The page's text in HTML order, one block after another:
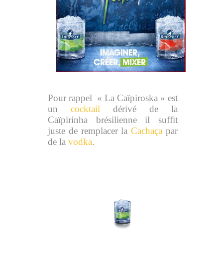
Pour rappel « La Caïpiroska » est
un cocktail dérivé de la
Caïpirinha brésilienne il suffit
juste de remplacer laCachaçapar
de la vodka.